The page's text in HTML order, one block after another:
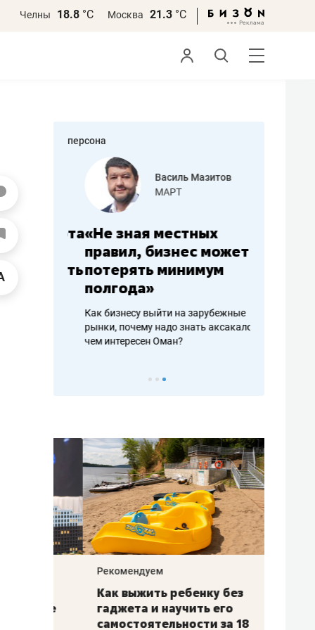
Челны 18.8 °С Москва 21.3 °С
персона
работа
Василь Мазитов
МАРТ
«Не зная местных
правил, бизнес может
потерять минимум
полгода»
Как бизнесу выйти на зарубежные
рынки, почему надо знать аксакалов и
чем интересен Оман?
–
Рекомендуем
Как выжить ребенку без
гаджета и научить его
самостоятельности за 18